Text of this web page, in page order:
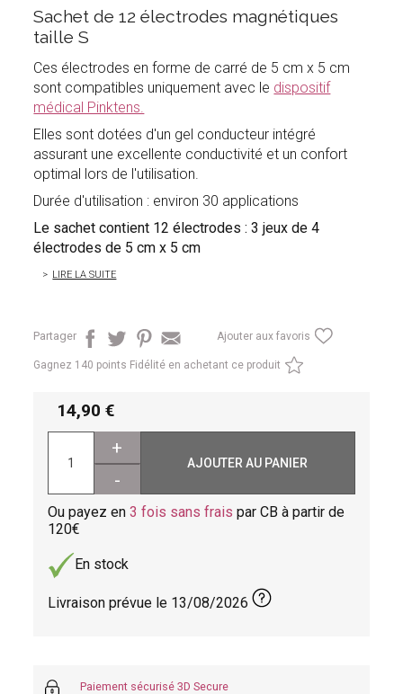
Sachet de 12 électrodes magnétiques
taille S
Ces électrodes en forme de carré de 5 cm x 5 cm
sont compatibles uniquement avec le dispositif
médical Pinktens.
Elles sont dotées d'un gel conducteur intégré
assurant une excellente conductivité et un confort
optimal lors de l'utilisation.
Durée d'utilisation : environ 30 applications
Le sachet contient 12 électrodes : 3 jeux de 4
électrodes de 5 cm x 5 cm
LIRE LA SUITE
Partager Ajouter aux favoris
Gagnez 140 points Fidélité en achetant ce produit
14,90
+
-
AJOUTER AU PANIER
Ou payez en3 fois sans frais par CB à partir de
120
En stock
Livraison prévue le 13/08/2026
Paiement sécurisé 3D Secure